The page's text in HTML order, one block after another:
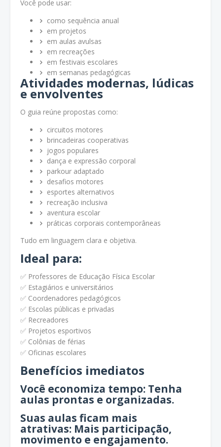
Você pode usar:
como sequência anual
em projetos
em aulas avulsas
em recreações
em festivais escolares
em semanas pedagógicas
Atividades modernas, lúdicas
e envolventes
O guia reúne propostas como:
circuitos motores
brincadeiras cooperativas
jogos populares
dança e expressão corporal
parkour adaptado
desafios motores
esportes alternativos
recreação inclusiva
aventura escolar
práticas corporais contemporâneas
Tudo em linguagem clara e objetiva.
Ideal para:
✅ Professores de Educação Física Escolar
✅ Estagiários e universitários
✅ Coordenadores pedagógicos
✅ Escolas públicas e privadas
✅ Recreadores
✅ Projetos esportivos
✅ Colônias de férias
✅ Oficinas escolares
Benefícios imediatos
Você economiza tempo: Tenha
aulas prontas e organizadas.
Suas aulas ficam mais
atrativas: Mais participação,
movimento e engajamento.